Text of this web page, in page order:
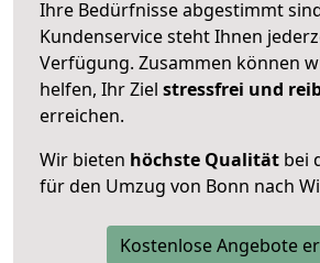
Ihre Bedürfnisse abgestimmt
Kundenservice steht Ihnen
Verfügung. Zusammen können
helfen, Ihr Ziel stressfrei und
erreichen.
Wir bieten höchste Qualität bei
für den Umzug von Bonn nach
Kostenlose Angebote